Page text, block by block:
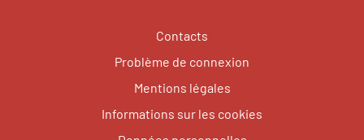
Contacts
Problème de connexion
Mentions légales
Informations sur les cookies